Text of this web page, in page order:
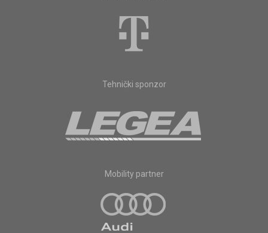
Tehnički sponzor
Mobility partner